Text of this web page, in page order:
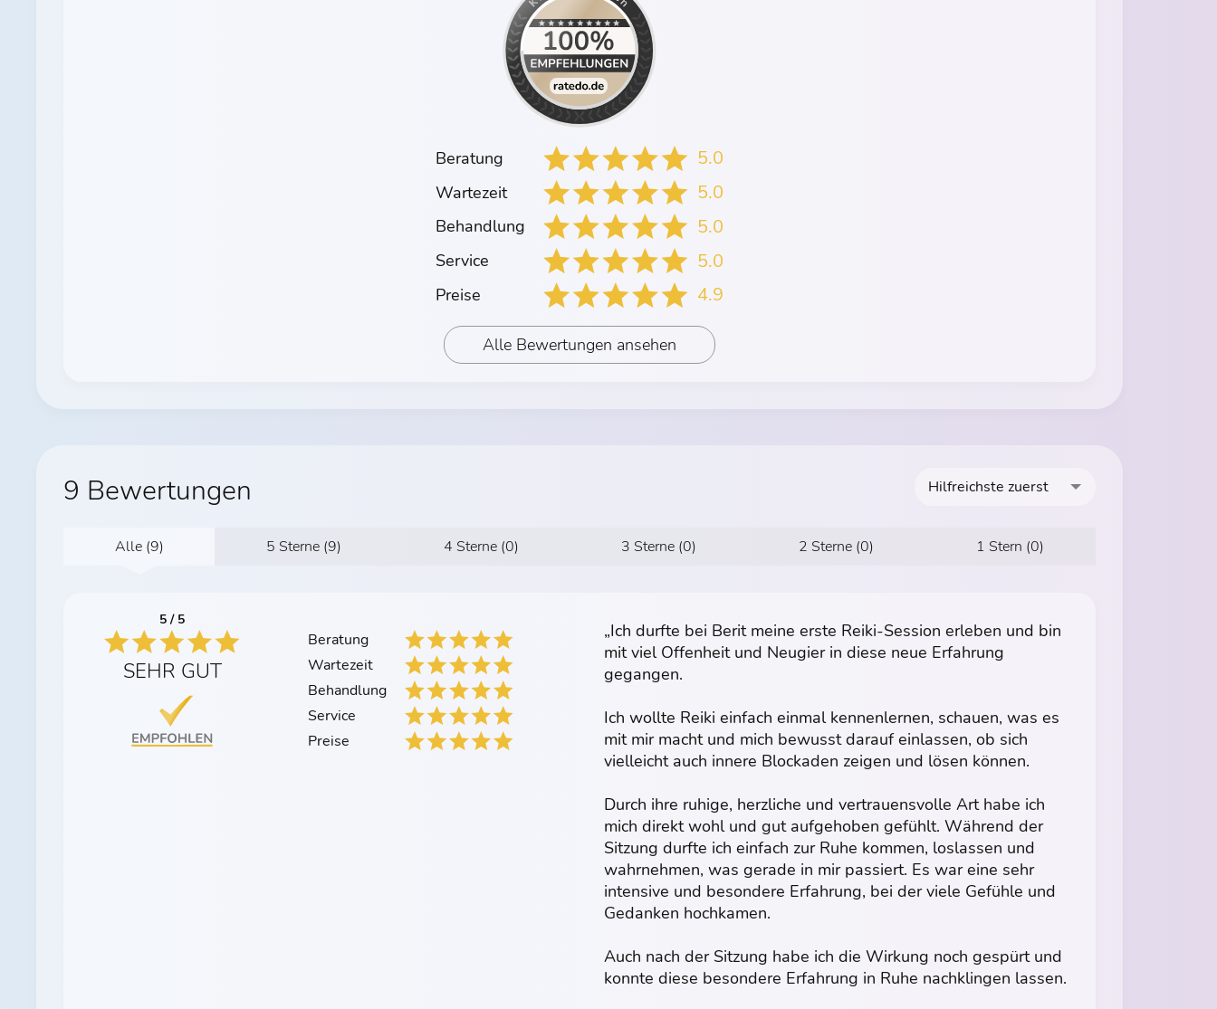
Beratung 5.0
Wartezeit 5.0
Behandlung 5.0
Service 5.0
Preise 4.9
Alle Bewertungen ansehen
9 Bewertungen Hilfreichste zuerst
Alle (9) 5 Sterne (9) 4 Sterne (0) 3 Sterne (0) 2 Sterne (0) 1 Stern (0)
5 / 5
SEHR GUT
Beratung
Wartezeit
Behandlung
Service
Preise
„Ich durfte bei Berit meine erste Reiki-Session erleben und bin
mit viel Offenheit und Neugier in diese neue Erfahrung
gegangen.
Ich wollte Reiki einfach einmal kennenlernen, schauen, was es
mit mir macht und mich bewusst darauf einlassen, ob sich
vielleicht auch innere Blockaden zeigen und lösen können.
Durch ihre ruhige, herzliche und vertrauensvolle Art habe ich
mich direkt wohl und gut aufgehoben gefühlt. Während der
Sitzung durfte ich einfach zur Ruhe kommen, loslassen und
wahrnehmen, was gerade in mir passiert. Es war eine sehr
intensive und besondere Erfahrung, bei der viele Gefühle und
Gedanken hochkamen.
Auch nach der Sitzung habe ich die Wirkung noch gespürt und
konnte diese besondere Erfahrung in Ruhe nachklingen lassen.